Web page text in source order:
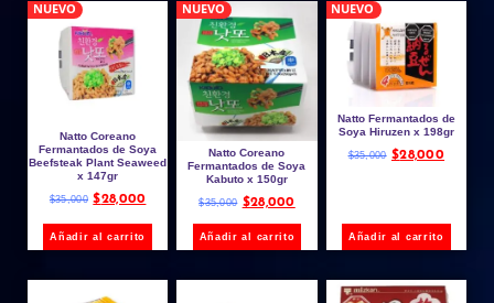
NUEVO
Natto Coreano
Fermantados de Soya
Beefsteak Plant Seaweed
x 147gr
$35,000 $28,000
Añadir al carrito
NUEVO
Natto Coreano
Fermantados de Soya
Kabuto x 150gr
$35,000 $28,000
Añadir al carrito
NUEVO
Natto Fermantados de
Soya Hiruzen x 198gr
$35,000 $28,000
Añadir al carrito